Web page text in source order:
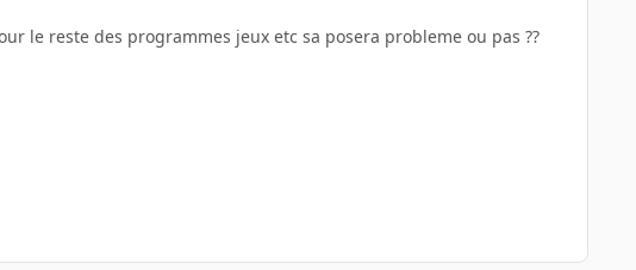
le reste des programmes jeux etc sa posera probleme ou pas ??